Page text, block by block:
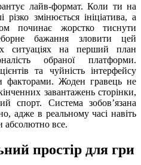
лайв-формат. Коли ти на
змінюється ініціатива, а
починає жорстко тиснути
бажання зловити цей
ситуаціях на перший план
обраної платформи.
та чуйність інтерфейсу
факторами. Жоден гравець не
завантажень сторінки,
спорт. Система зобов’язана
адже в реальному часі навіть
абсолютно все.
простір для гри